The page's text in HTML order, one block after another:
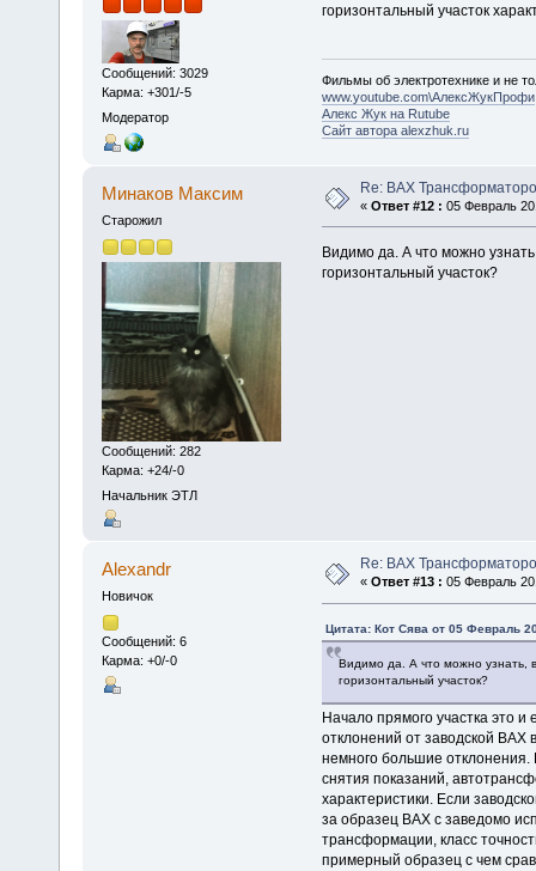
Сообщений: 3029
Карма: +301/-5
Модератор
горизонтальный участок
Фильмы об электротехнике и не
www.youtube.com\АлексЖукПрофи
Алекс Жук на Rutube
Сайт автора alexzhuk.ru
Минаков Максим
Старожил
Сообщений: 282
Карма: +24/-0
Начальник ЭТЛ
Re: ВАХ
« Ответ #12 : 05 Февраль
Видимо да. А что можно
горизонтальный участок?
Alexandr
Новичок
Сообщений: 6
Карма: +0/-0
Re: ВАХ
« Ответ #13 : 05 Февраль
Цитата: Кот Сява от 05 Февраль
Видимо да. А что можно узнать,
горизонтальный участок?
Начало прямого участка это
отклонений от заводской ВАХ
немного большие
снятия показаний,
характеристики. Если
за образец ВАХ с заведомо
трансформации, класс
примерный образец с чем